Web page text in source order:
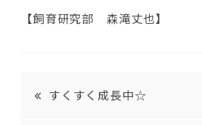
【飼育研究部 森滝丈也】
すくすく成長中☆